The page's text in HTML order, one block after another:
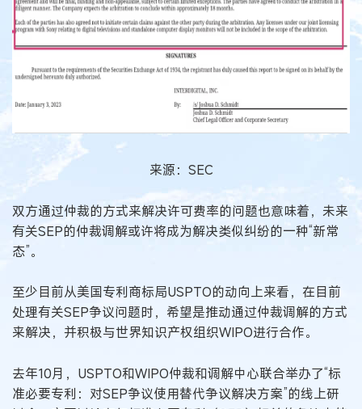
来源：SEC
双方通过仲裁的方式来解决许可费率的问题也意味着，未来
有关SEP的仲裁调解或许将成为解决类似纠纷的一种“新常
态”。
至少目前从美国专利商标局USPTO的动向上来看，在目前
处理有关SEP争议问题时，希望是推动通过仲裁调解的方式
来解决，并积极与世界知识产权组织WIPO进行合作。
去年10月，USPTO和WIPO仲裁和调解中心联合举办了“标
准必要专利：对SEP争议使用替代争议解决方案”的线上研